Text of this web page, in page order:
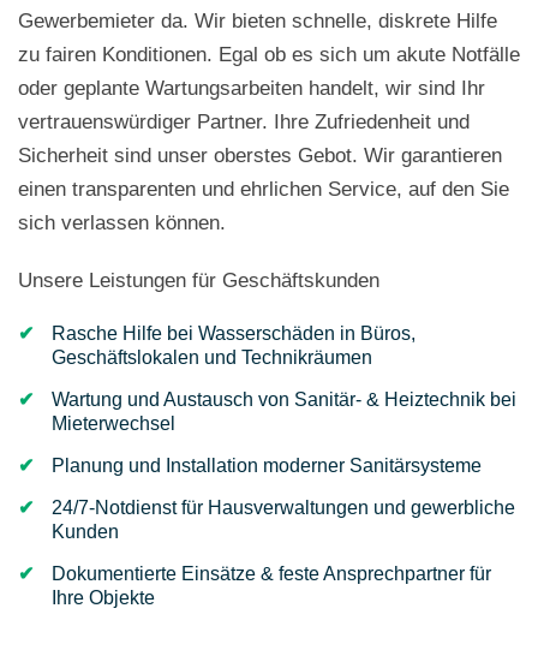
Gewerbemieter da. Wir bieten schnelle, diskrete Hilfe
zu fairen Konditionen. Egal ob es sich um akute Notfälle
oder geplante Wartungsarbeiten handelt, wir sind Ihr
vertrauenswürdiger Partner. Ihre Zufriedenheit und
Sicherheit sind unser oberstes Gebot. Wir garantieren
einen transparenten und ehrlichen Service, auf den Sie
sich verlassen können.
Unsere Leistungen für Geschäftskunden
Rasche Hilfe bei Wasserschäden in Büros,
Geschäftslokalen und Technikräumen
Wartung und Austausch von Sanitär- & Heiztechnik bei
Mieterwechsel
Planung und Installation moderner Sanitärsysteme
24/7-Notdienst für Hausverwaltungen und gewerbliche
Kunden
Dokumentierte Einsätze & feste Ansprechpartner für
Ihre Objekte